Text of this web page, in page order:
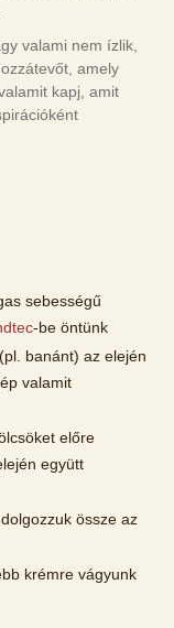
valami nem ízlik,
amely
kapj, amit
sebességű
-be öntünk
banánt) az elején
valamit
előre
együtt
össze az
krémre vágyunk